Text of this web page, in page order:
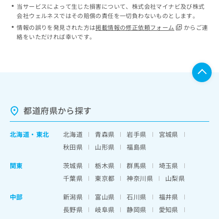
当サービスによって生じた損害について、株式会社マイナビ及び株式
会社ウェルネスではその賠償の責任を一切負わないものとします。
情報の誤りを発見された方は掲載情報の修正依頼フォーム
からご連
絡をいただければ幸いです。
都道府県から探す
北海道 ・ 東北 北海道 青森県 岩手県
宮城県
秋田県
山形県
福島県
関東
茨城県 栃木県 群馬県
埼玉県
千葉県
東京都 神奈川県
山梨県
中部
新潟県 富山県 石川県
福井県
長野県
岐阜県 静岡県
愛知県